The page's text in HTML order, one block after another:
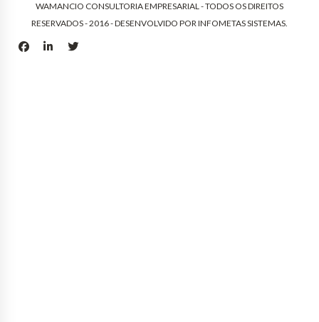
WAMANCIO CONSULTORIA EMPRESARIAL - TODOS OS DIREITOS
RESERVADOS - 2016 - DESENVOLVIDO PORINFOMETAS SISTEMAS.